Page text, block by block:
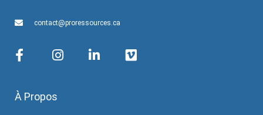
contact@proressources.ca
À Propos